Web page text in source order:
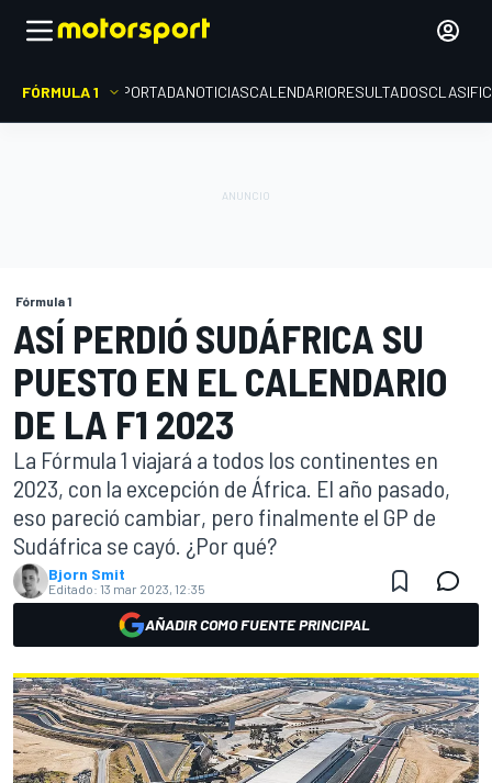
FÓRMULA 1 PORTADANOTICIASCALENDARIORESULTADOS
Fórmula 1
ASÍ PERDIÓ SUDÁFRICA SU
PUESTO EN EL CALENDARIO
DE LA F1 2023
La Fórmula 1 viajará a todos los continentes en
2023, con la excepción de África. El año pasado,
eso pareció cambiar, pero finalmente el GP de
Sudáfrica se cayó. ¿Por qué?
Bjorn Smit
Editado: 13 mar 2023, 12:35
AÑADIR COMO FUENTE PRINCIPAL